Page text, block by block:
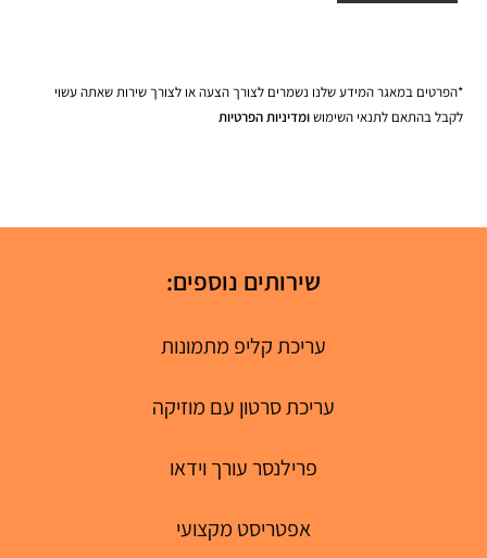
*הפרטים במאגר המידע שלנו נשמרים לצורך הצעה או לצורך שירות שאתה עשוי
לקבל בהתאם לתנאי השימוש ומדיניות הפרטיות
שירותים נוספים:
עריכת קליפ מתמונות
עריכת סרטון עם מוזיקה
פרילנסר עורך וידאו
אפטריסט מקצועי